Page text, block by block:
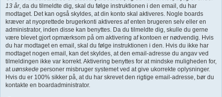
13 år, da du tilmeldte dig, skal du følge instruktionen i den email, du har
modtaget. Det kan også skyldes, at din konto skal aktiveres. Nogle boards
kræver at nyoprettede brugerkonti aktiveres af enten brugeren selv eller en
administrator, inden disse kan benyttes. Da du tilmeldte dig, skulle du gerne
være blevet gjort opmærksom på om aktivering af kontoen er nødvendig. Hvis
du har modtaget en email, skal du følge instruktionen i den. Hvis du ikke har
modtaget nogen email, kan det skyldes, at den email-adresse du angav ved
tilmeldingen ikke var korrekt. Aktivering benyttes for at mindske muligheden for,
atuønskede personer misbruger systemet ved at give ukorrekte oplysninger.
Hvis du er 100% sikker på, at du har skrevet den rigtige email-adresse, bør du
kontakte en boardadministrator.